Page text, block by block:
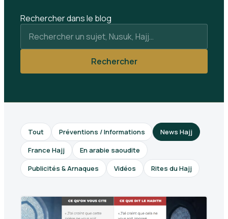
Rechercher dans le blog
Rechercher
Tout Préventions / Informations
News Hajj
France Hajj
En arabie saoudite
Publicités & Arnaques
Vidéos Rites du Hajj